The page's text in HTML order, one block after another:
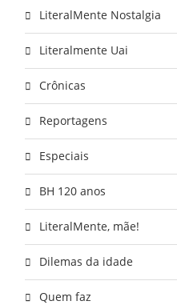
LiteralMente Nostalgia
Literalmente Uai
Crônicas
Reportagens
Especiais
BH 120 anos
LiteralMente, mãe!
Dilemas da idade
Quem faz